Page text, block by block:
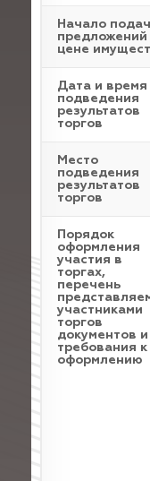
Начало
предложений
цене
Дата и время
подведения
результатов
торгов
Место
подведения
результатов
торгов
Порядок
оформления
участия в
торгах,
перечень
участниками
торгов
документов и
требования к
оформлению